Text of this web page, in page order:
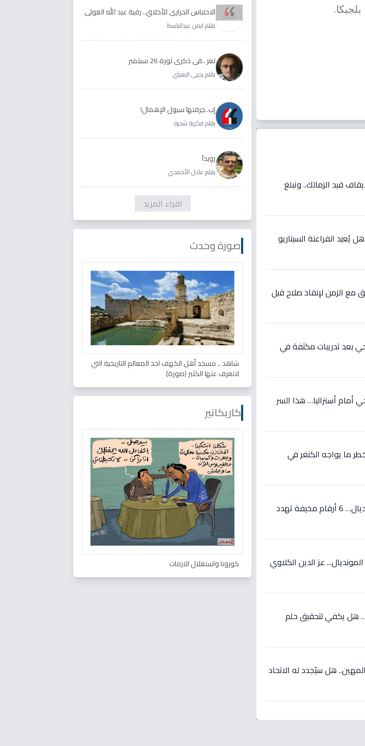
مفاجأة: مصدر يكشف المتسبب في القضية الـ16 لإيقاف قيد الزمالك.. وتبلغ
تُعاد فيها الحسابات بعد 13 عامًا... هل يُعيد الفراعنة السيناريو
الزمن لإنقاذ صلاح قبل
بعد تدريبات مكثفة في
أستراليا… هذا السر
ما يواجه الكنغر في
حصري قبل مواجهة مصر: أسرار أستراليا المرعبة في المونديال… 6 أرقام مخيفة تهدد
عز الدين الكلاوي
هل يكفي لتحقيق حلم
هل سيُجدد له الاتحاد
الاحتباس الحراري للأخلاق.. رقية عبد الله الغولي
وغدير طيره نموذجا
بقلم ايمن عبدالباسط
تعز ..في ذكرى ثورة 26 سبتمبر
بقلم يحيى البعيثي
إب..جرفتها سيول الإهمال!
بقلم فكرية شحرة
رويداَ
بقلم عادل الأحمدي
اقراء المزيد
صورة وحدث
شاهد .. مسجد أهل الكهف احد المعالم التاريخية التي
لاتعرف عنها الكثير (صورة)
كاريكاتير
كورونا واستغلال الازمات